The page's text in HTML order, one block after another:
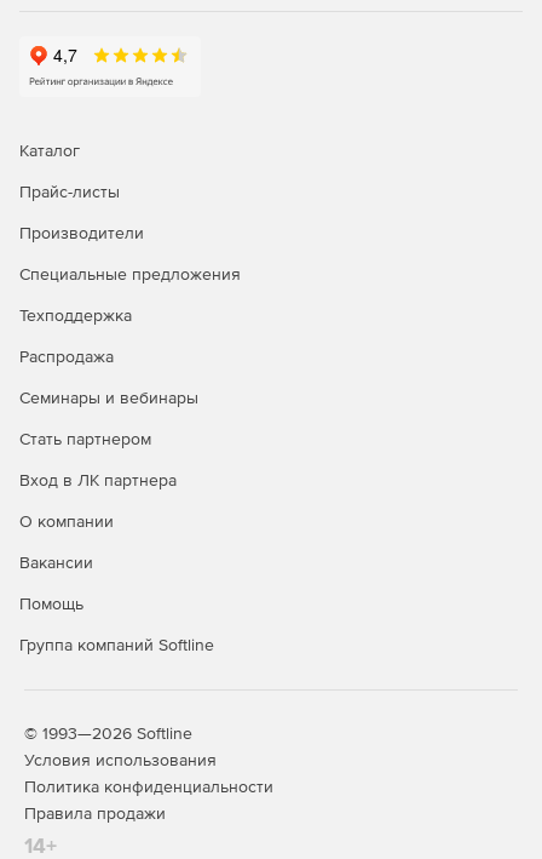
Каталог
Прайс-листы
Производители
Специальные предложения
Техподдержка
Распродажа
Семинары и вебинары
Стать партнером
Вход в ЛК партнера
О компании
Вакансии
Помощь
Группа компаний Softline
© 1993—2026 Softline
Условия использования
Политика конфиденциальности
Правила продажи
14+